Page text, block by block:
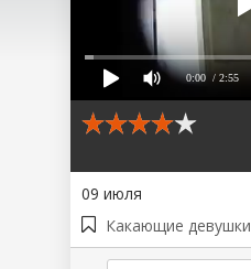
0:00 / 2:55
09 июля
Какающие девушки